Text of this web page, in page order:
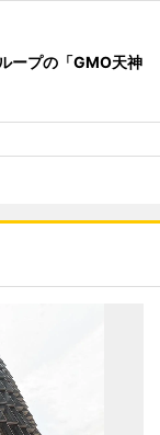
ープの「GMO天神